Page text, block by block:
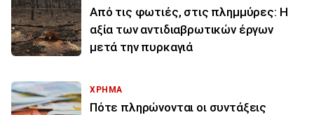
Από τις φωτιές, στις πλημμύρες: Η
αξία των αντιδιαβρωτικών έργων
μετά την πυρκαγιά
ΧΡΗΜΑ
Πότε πληρώνονται οι συντάξεις